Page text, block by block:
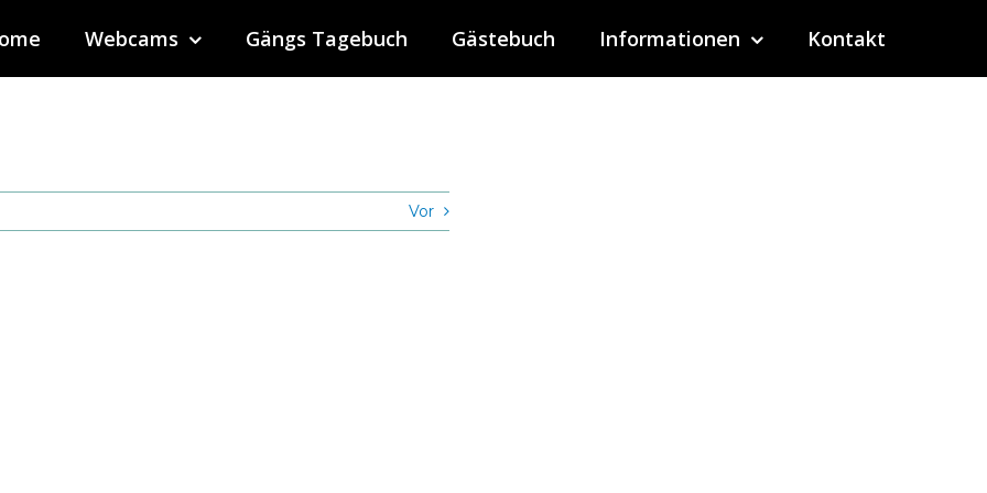
Webcams Gängs Tagebuch Gästebuch Informationen Kontakt
Vor